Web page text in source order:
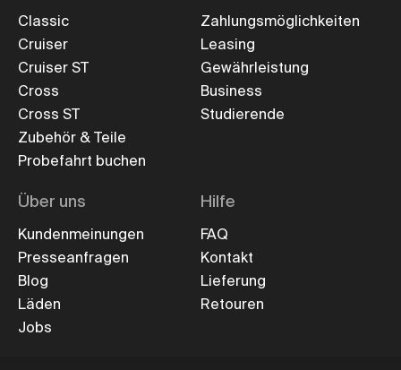
Classic
Cruiser
Cruiser ST
Cross
Cross ST
Zubehör & Teile
Probefahrt buchen
Zahlungsmöglichkeiten
Leasing
Gewährleistung
Business
Studierende
Über uns
Kundenmeinungen
Presseanfragen
Blog
Läden
Jobs
Hilfe
FAQ
Kontakt
Lieferung
Retouren